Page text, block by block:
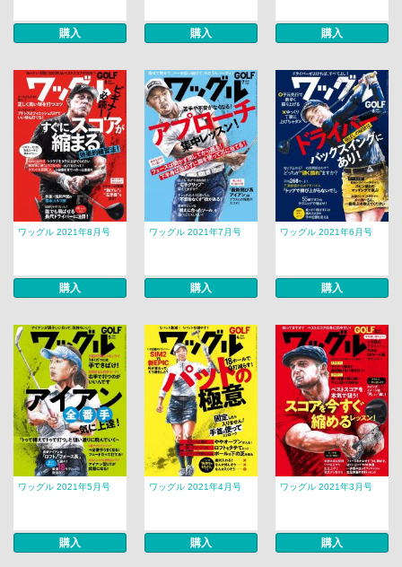
購入 購入 購入
ワッグル 2021年8月号
購入
ワッグル 2021年7月号
購入
ワッグル 2021年6月号
購入
ワッグル 2021年5月号
購入
ワッグル 2021年4月号
購入
ワッグル 2021年3月号
購入